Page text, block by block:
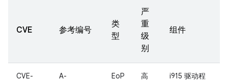
CVE 参考编号
类
型
严
重
级
别
组件
CVE-
A-
EoP 高
i915 驱动程